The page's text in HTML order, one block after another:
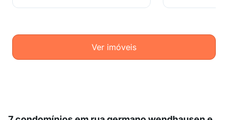
Ver imóveis